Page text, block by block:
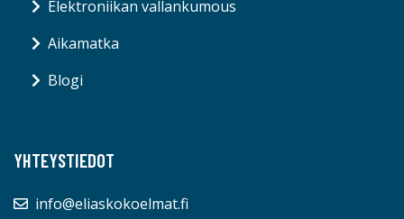
Elektroniikan vallankumous
Aikamatka
Blogi
YHTEYSTIEDOT
info@eliaskokoelmat.fi